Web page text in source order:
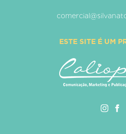
ESTE SITE É UM